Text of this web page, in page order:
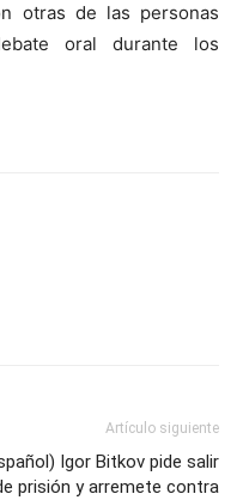
otras de las personas
oral durante los
Artículo siguiente
Igor Bitkov pide salir
prisión y arremete contra